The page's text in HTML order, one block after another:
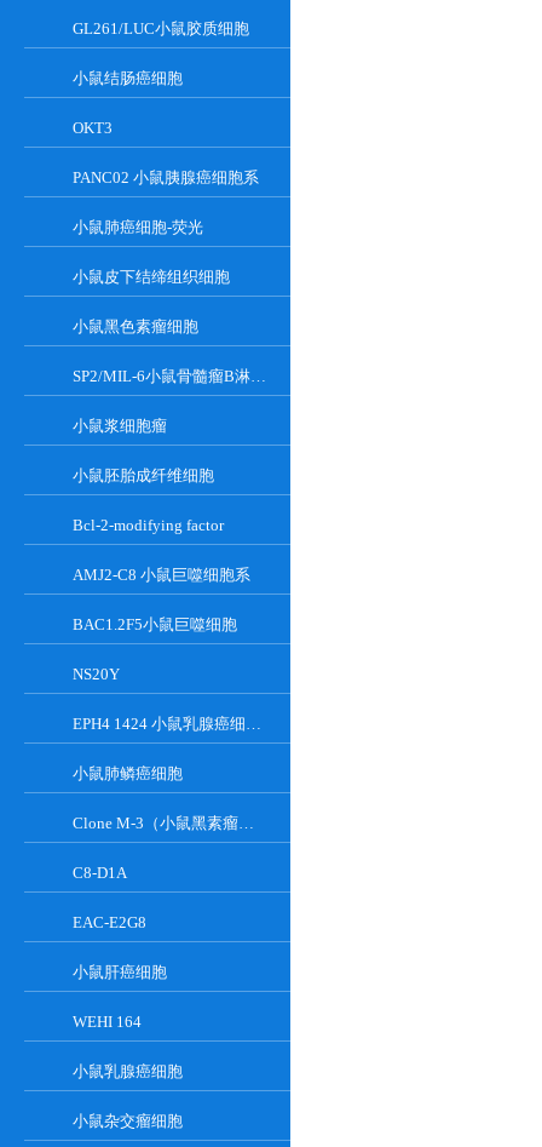
GL261/LUC小鼠胶质细胞
小鼠结肠癌细胞
OKT3
PANC02 小鼠胰腺癌细胞系
小鼠肺癌细胞-荧光
小鼠皮下结缔组织细胞
小鼠黑色素瘤细胞
SP2/MIL-6小鼠骨髓瘤B淋巴悬浮细胞系
小鼠浆细胞瘤
小鼠胚胎成纤维细胞
Bcl-2-modifying factor
AMJ2-C8 小鼠巨噬细胞系
BAC1.2F5小鼠巨噬细胞
NS20Y
EPH4 1424 小鼠乳腺癌细胞系
小鼠肺鳞癌细胞
Clone M-3（小鼠黑素瘤细胞）
C8-D1A
EAC-E2G8
小鼠肝癌细胞
WEHI 164
小鼠乳腺癌细胞
小鼠杂交瘤细胞